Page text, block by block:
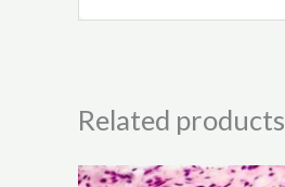
Related products